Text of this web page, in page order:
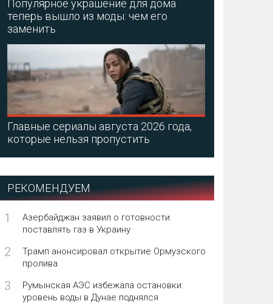
Популярное украшение для дома
теперь вышло из моды: чем его
заменить
Главные сериалы августа 2026 года,
которые нельзя пропустить
РЕКОМЕНДУЕМ
1
Азербайджан заявил о готовности
поставлять газ в Украину
2
Трамп анонсировал открытие Ормузского
пролива
3
Румынская АЭС избежала остановки:
уровень воды в Дунае поднялся